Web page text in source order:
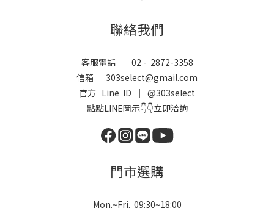
聯絡我們
客服電話 ｜ 02 - 2872-3358
信箱 ｜ 303select@gmail.com
官方 Line ID ｜ @303select
點點LINE圖示👇👇立即洽詢
門市選購
Mon.~Fri. 09:30~18:00